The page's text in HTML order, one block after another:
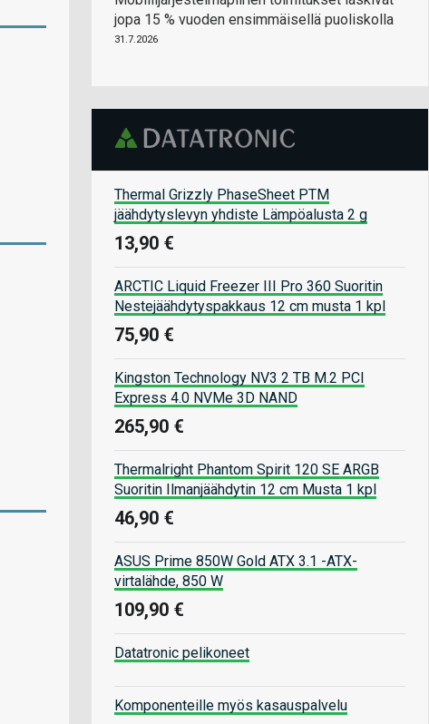
jopa 15 % vuoden ensimmäisellä puoliskolla
31.7.2026
Thermal Grizzly PhaseSheet PTM
jäähdytyslevyn yhdiste Lämpöalusta 2 g
13,90 €
ARCTIC Liquid Freezer III Pro 360 Suoritin
Nestejäähdytyspakkaus 12 cm musta 1 kpl
75,90 €
Kingston Technology NV3 2 TB M.2 PCI
Express 4.0 NVMe 3D NAND
265,90 €
Thermalright Phantom Spirit 120 SE ARGB
Suoritin Ilmanjäähdytin 12 cm Musta 1 kpl
46,90 €
ASUS Prime 850W Gold ATX 3.1 -ATX-
virtalähde, 850 W
109,90 €
Datatronic pelikoneet
Komponenteille myös kasauspalvelu